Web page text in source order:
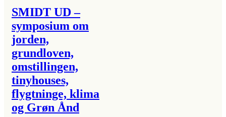
SMIDT UD –
symposium om
jorden,
grundloven,
omstillingen,
tinyhouses,
flygtninge, klima
og Grøn Ånd